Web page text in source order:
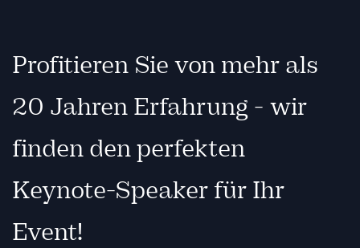
Profitieren Sie von mehr als
20 Jahren Erfahrung - wir
finden den perfekten
Keynote-Speaker für Ihr
Event!